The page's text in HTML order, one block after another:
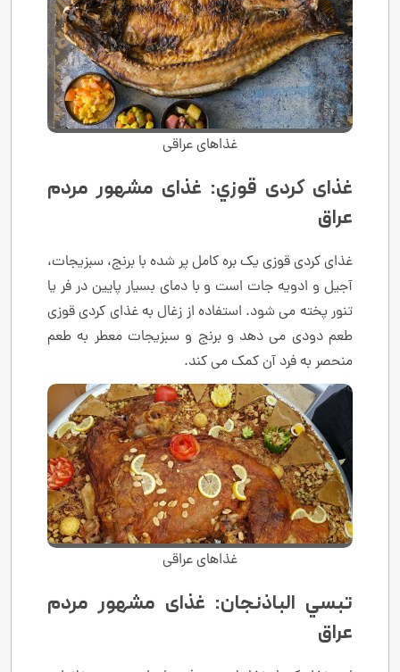
غذاهای عراقی
غذای کردی قوزي: غذای مشهور مردم
عراق
غذای کردی قوزی یک بره کامل پر شده با برنج، سبزیجات،
آجیل و ادویه جات است و با دمای بسیار پایین در فر یا
تنور پخته می شود. استفاده از زغال به غذای کردی قوزی
طعم دودی می دهد و برنج و سبزیجات معطر به طعم
منحصر به فرد آن کمک می کند.
غذاهای عراقی
تبسي الباذنجان: غذای مشهور مردم
عراق